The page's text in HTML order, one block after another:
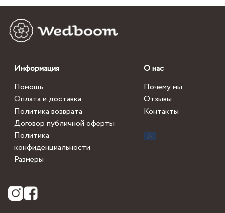
Информация
Помощь
Оплата и доставка
Политика возврата
Договор публичной оферты
Политика
конфиденциальности
Размеры
О нас
Почему мы
Отзывы
Контакты